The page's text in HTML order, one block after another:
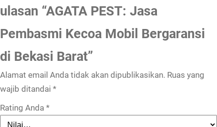
ulasan “AGATA PEST: Jasa
Pembasmi Kecoa Mobil Bergaransi
di Bekasi Barat”
Alamat email Anda tidak akan dipublikasikan. Ruas yang
wajib ditandai *
Rating Anda *